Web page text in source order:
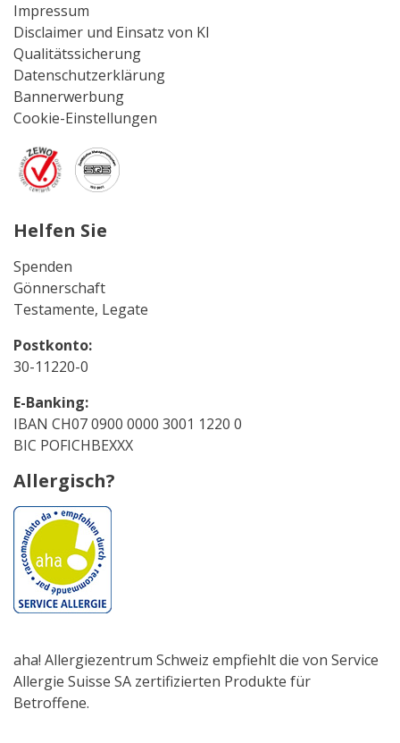
Impressum
Disclaimer und Einsatz von KI
Qualitätssicherung
Datenschutzerklärung
Bannerwerbung
Cookie-Einstellungen
Helfen Sie
Spenden
Gönnerschaft
Testamente, Legate
Postkonto:
30-11220-0
E-Banking:
IBAN CH07 0900 0000 3001 1220 0
BIC POFICHBEXXX
Allergisch?
aha! Allergiezentrum Schweiz empfiehlt die von Service
Allergie Suisse SA zertifizierten Produkte für
Betroffene.